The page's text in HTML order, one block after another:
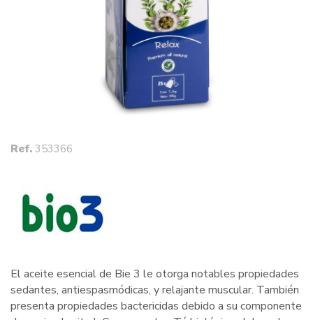
Ref. 353366
El aceite esencial de Bie 3 le otorga notables propiedades
sedantes, antiespasmódicas, y relajante muscular. También
presenta propiedades bactericidas debido a su componente